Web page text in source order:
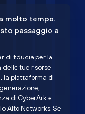
molto tempo.
passaggio a
di fiducia per la
delle tue risorse
la piattaforma di
di CyberArk e
Alto Networks. Se